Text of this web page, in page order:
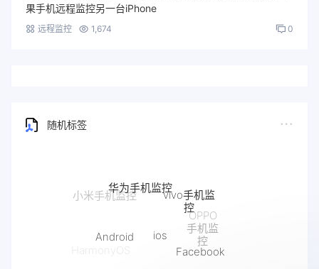
果手机远程监控另一台iPhone
远程监控 1,674 0
随机标签
小米手机监控
华为手机监控
vivo手机监
控
OPPO
手机监
控
HarmonyOS
Android
Facebook